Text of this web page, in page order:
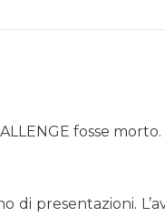
fosse
di presentazioni.